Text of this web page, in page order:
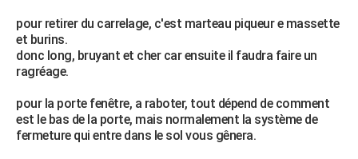
pour retirer du carrelage, c'est marteau piqueur e massette
et burins.
donc long, bruyant et cher car ensuite il faudra faire un
ragréage.
pour la porte fenêtre, a raboter, tout dépend de comment
est le bas de la porte, mais normalement la système de
fermeture qui entre dans le sol vous gênera.